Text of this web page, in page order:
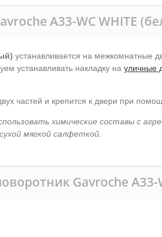
A33-WC WHITE
устанавливается на межкомнатные
устанавливать накладку на уличные
частей и крепится к двери при
химические составы с
мягкой салфеткой.
Gavroche A33-